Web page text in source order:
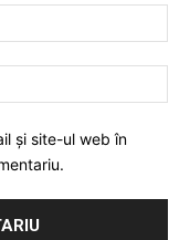
și site-ul web în